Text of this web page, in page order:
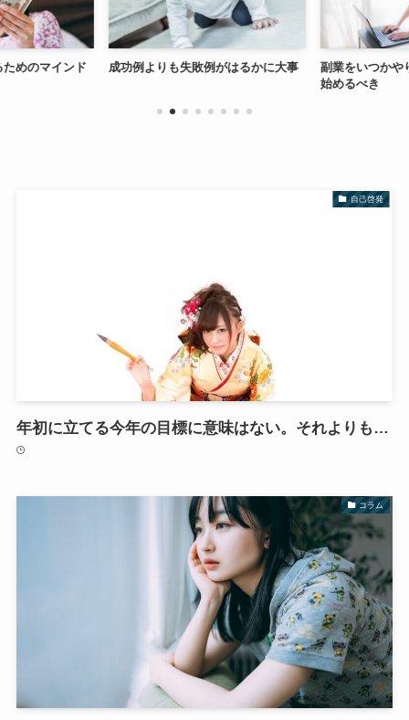
めのマインド 成功例よりも失敗例がはるかに大事
副業をいつかや
始めるべき
自己啓発
年初に立てる今年の目標に意味はない。それよりも…
コラム